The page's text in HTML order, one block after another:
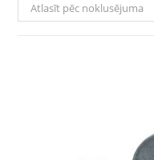
Atlasīt pēc noklusējuma